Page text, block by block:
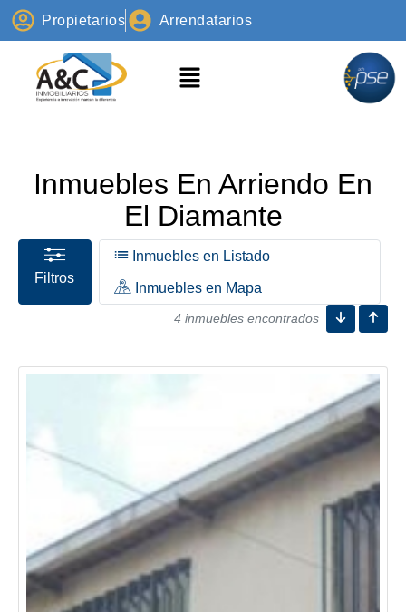
Propietarios Arrendatarios
Inmuebles En Arriendo En
El Diamante
Filtros
Inmuebles en Listado
Inmuebles en Mapa
4 inmuebles encontrados